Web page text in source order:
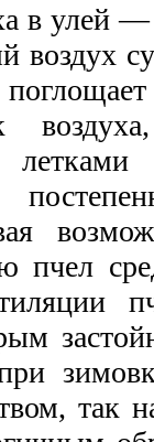
в улей
воздух
пчел
так